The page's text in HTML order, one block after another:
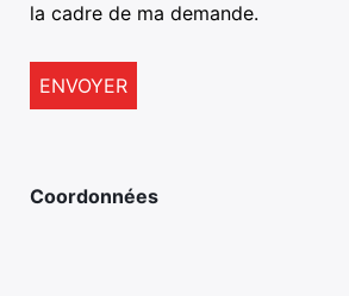
Coordonnées
la cadre de ma demande.